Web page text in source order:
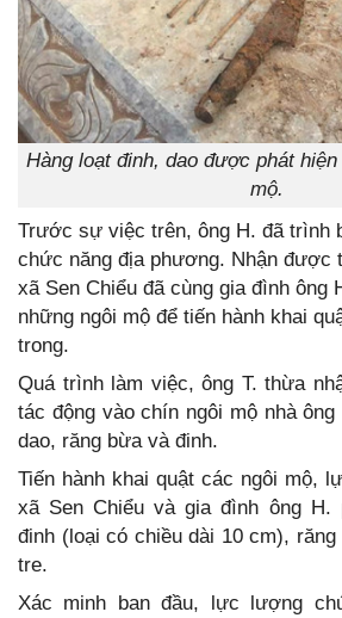
Hàng loạt đinh, dao được phát
mộ.
Trước sự việc trên, ông H. đã trình
chức năng địa phương. Nhận được
xã Sen Chiểu đã cùng gia đình ông
những ngôi mộ để tiến hành khai
trong.
Quá trình làm việc, ông T. thừa
tác động vào chín ngôi mộ nhà
dao, răng bừa và đinh.
Tiến hành khai quật các ngôi mộ,
xã Sen Chiểu và gia đình ông H.
đinh (loại có chiều dài 10 cm),
tre.
Xác minh ban đầu, lực lượng